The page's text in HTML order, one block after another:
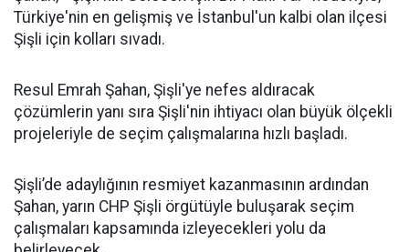
Türkiye'nin en gelişmiş ve İstanbul'un kalbi olan ilçesi
Şişli için kolları sıvadı.
Resul Emrah Şahan, Şişli'ye nefes aldıracak
çözümlerin yanı sıra Şişli'nin ihtiyacı olan büyük ölçekli
projeleriyle de seçim çalışmalarına hızlı başladı.
Şişli’de adaylığının resmiyet kazanmasının ardından
Şahan, yarın CHP Şişli örgütüyle buluşarak seçim
çalışmaları kapsamında izleyecekleri yolu da